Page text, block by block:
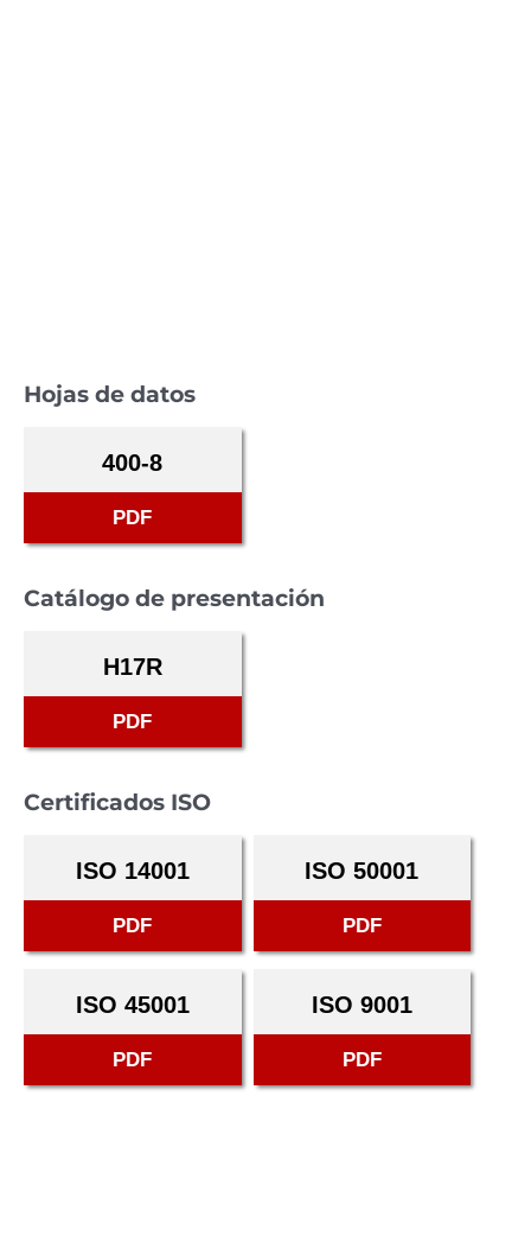
Hojas de datos
400-8
PDF
Catálogo de presentación
H17R
PDF
Certificados ISO
ISO 14001
PDF
ISO 50001
PDF
ISO 45001
PDF
ISO 9001
PDF